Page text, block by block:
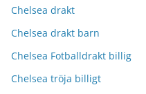
Chelsea drakt
Chelsea drakt barn
Chelsea Fotballdrakt billig
Chelsea tröja billigt